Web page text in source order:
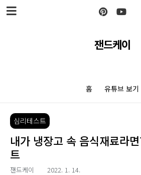
본문 바로가기
잰드케이
홈 유튜브 보기
심리테스트
내가 냉장고 속 음식재료라
트
잰드케이 2022. 1. 14.